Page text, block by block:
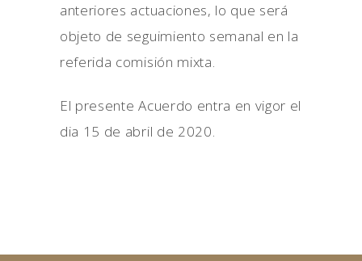
anteriores actuaciones, lo que será
objeto de seguimiento semanal en la
referida comisión mixta.
El presente Acuerdo entra en vigor el
dia 15 de abril de 2020.